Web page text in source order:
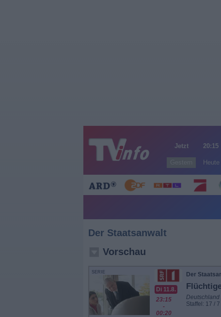
Jetzt 20:15
Heute
Der Staatsanwalt
Vorschau
SERIE
Di 11.8.
23:15
-
00:20
Der
Deutschland
Staffel: 17 / 7